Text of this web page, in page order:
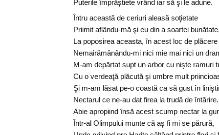
Puterile împrăştiete vrând iar să şi le adune.
Întru această de ceriuri aleasă soţietate
Priimit aflându-mă şi eu din a soartei
La poposirea aceasta, în acest loc de plăcere
Nemairămânându-mi nici mie mai nici un
M-am depărtat supt un arbor cu nişte ramuri
Cu o verdeaţă plăcută şi umbre mult
Şi m-am lăsat pe-o coastă ca să gust în
Nectarul ce ne-au dat firea la trudă de întărire.
Abie apropiind însă acest scump nectar la
Într-al Olimpului munte că aş fi mi se părură,